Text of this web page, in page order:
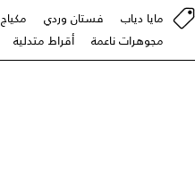
مايا دياب فستان وردي مكياج
مجوهرات ناعمة
أقراط متدلية